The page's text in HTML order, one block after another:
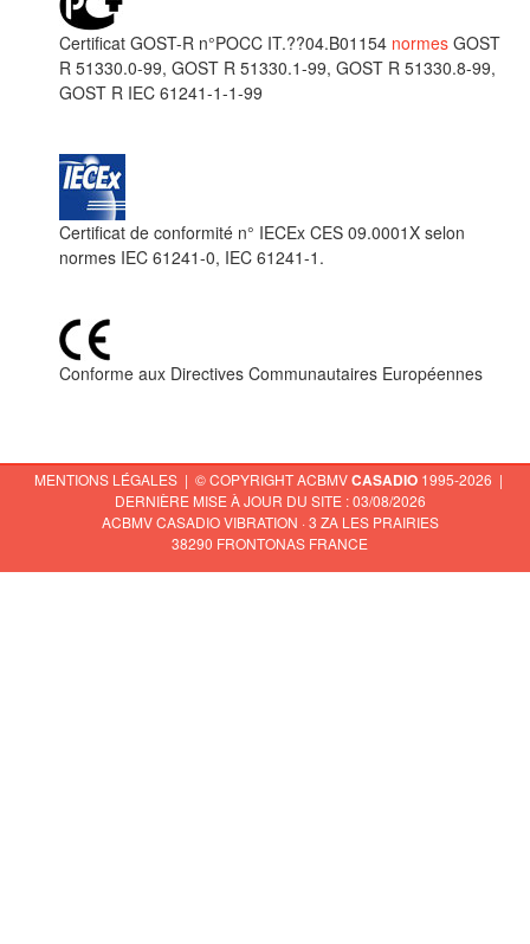
Certificat GOST-R n°POCC IT.??04.B01154 normes GOST
R 51330.0-99, GOST R 51330.1-99, GOST R 51330.8-99,
GOST R IEC 61241-1-1-99
Certificat de conformité n° IECEx CES 09.0001X selon
normes IEC 61241-0, IEC 61241-1.
Conforme aux Directives Communautaires Européennes
MENTIONS LÉGALES| © COPYRIGHT ACBMVCASADIO1995-2026 |
DERNIÈRE MISE À JOUR DU SITE : 03/08/2026
ACBMV CASADIO VIBRATION · 3 ZA LES PRAIRIES
38290 FRONTONAS FRANCE